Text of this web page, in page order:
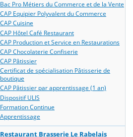
Bac Pro Métiers du Commerce et de la Vente
CAP Equipier Polyvalent du Commerce
CAP Cuisine
CAP Hôtel Café Restaurant
CAP Production et Service en Restaurations
CAP Chocolaterie Confiserie
CAP Pâtissier
Certificat de spécialisation Pâtisserie de
boutique
CAP Pâtissier par apprentissage (1 an)
Dispositif ULIS
Formation Continue
Apprentissage
Restaurant Brasserie Le Rabelais